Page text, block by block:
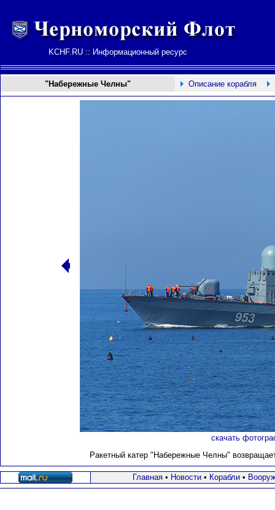
KCHF.RU :: Информационный ресурс
"Набережные Челны" Описание корабля
скачать
Ракетный катер "Набережные Челны"
Главная• Новости• Корабли•